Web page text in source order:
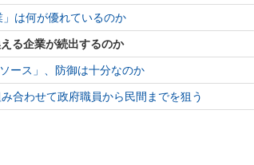
は何が優れているのか
る企業が続出するのか
ース」、防御は十分なのか
わせて政府職員から民間までを狙う